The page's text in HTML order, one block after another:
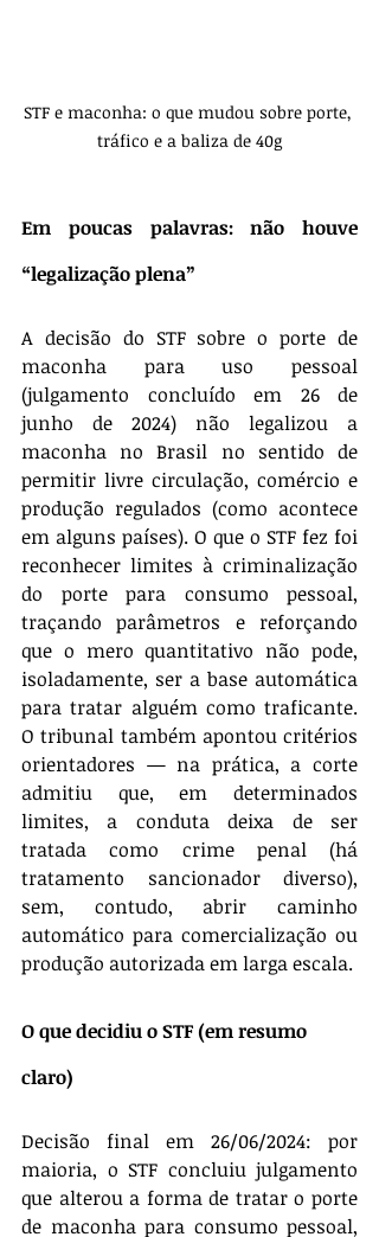
STF e maconha: o que mudou sobre porte,
tráfico e a baliza de 40g
Em poucas palavras: não houve
“legalização plena”
A decisão do STF sobre o porte de
maconha para uso pessoal
(julgamento concluído em 26 de
junho de 2024) não legalizou a
maconha no Brasil no sentido de
permitir livre circulação, comércio e
produção regulados (como acontece
em alguns países). O que o STF fez foi
reconhecer limites à criminalização
do porte para consumo pessoal,
traçando parâmetros e reforçando
que o mero quantitativo não pode,
isoladamente, ser a base automática
para tratar alguém como traficante.
O tribunal também apontou critérios
orientadores — na prática, a corte
admitiu que, em determinados
limites, a conduta deixa de ser
tratada como crime penal (há
tratamento sancionador diverso),
sem, contudo, abrir caminho
automático para comercialização ou
produção autorizada em larga escala.
O que decidiu o STF (em resumo
claro)
Decisão final em 26/06/2024: por
maioria, o STF concluiu julgamento
que alterou a forma de tratar o porte
de maconha para consumo pessoal,